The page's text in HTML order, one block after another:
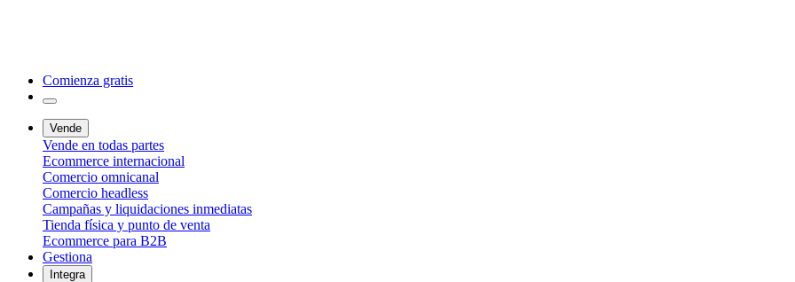
Comienza gratis
Vende
Vende en todas partes
Ecommerce internacional
Comercio omnicanal
Comercio headless
Campañas y liquidaciones inmediatas
Tienda física y punto de venta
Ecommerce para B2B
Gestiona
Integra